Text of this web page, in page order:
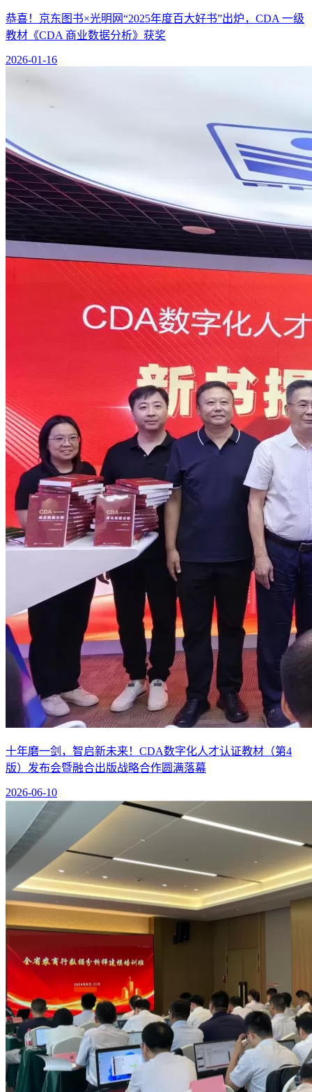
恭喜！京东图书×光明网“2025年度百大好书”出炉，CDA 一级
教材《CDA 商业数据分析》获奖
2026-01-16
十年磨一剑，智启新未来！CDA数字化人才认证教材（第4
版）发布会暨融合出版战略合作圆满落幕
2026-06-10